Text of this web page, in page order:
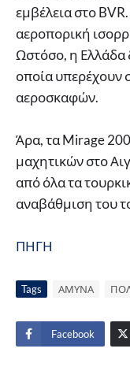
εμβέλεια στο
αεροπορική
Ωστόσο, η Ελλάδα
οποία υπερέχουν
αεροσκαφών.
Άρα, τα Mirage
μαχητικών στο
από όλα τα
αναβάθμιση του
ΠΗΓΗ
Tags ΑΜΥΝΑ
Facebook